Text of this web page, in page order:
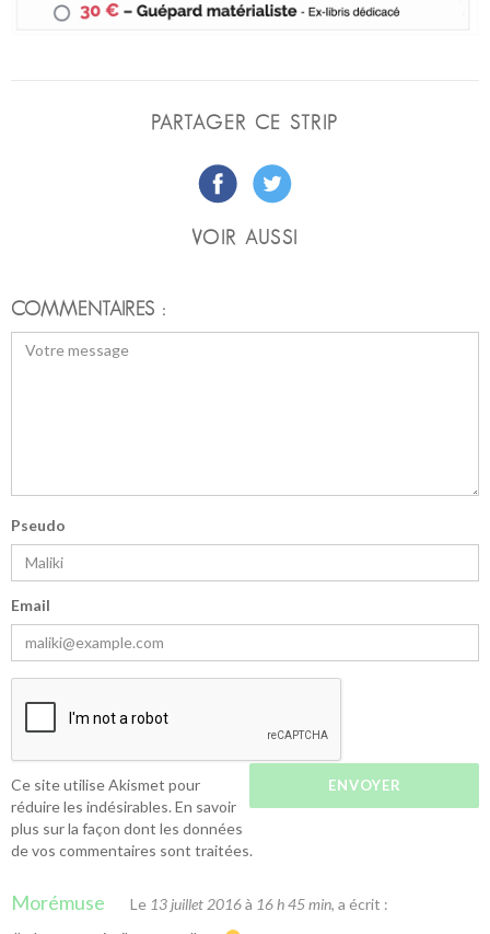
PARTAGER CE STRIP
VOIR AUSSI
COMMENTAIRES :
Pseudo
Email
Ce site utilise Akismet pour
réduire les indésirables. En savoir
plus sur la façon dont les données
de vos commentaires sont traitées.
Morémuse Le 13 juillet 2016à 16 h 45 min, a écrit :